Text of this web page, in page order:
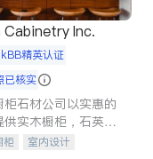
Cabinetry Inc.
精英认证
已核实
柜石材公司以实惠的
供实木橱柜，石英石
多种优质不锈钢水
柜
室内设计